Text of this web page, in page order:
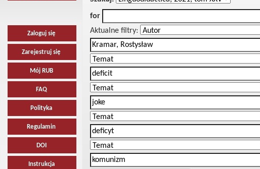
Zaloguj się
Zarejestruj się
Mój RUB
FAQ
Polityka
Regulamin
DOI
Instrukcja
for
Aktualne filtry: